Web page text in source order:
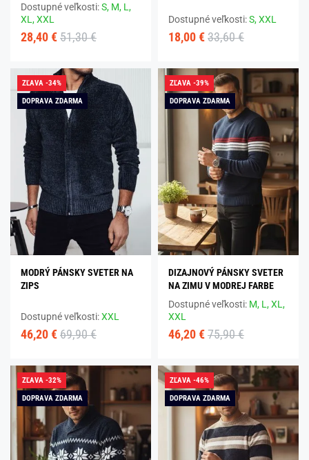
Dostupné veľkosti:S, M, L,
XL,XXL
28,40 € 51,30 €
Dostupné veľkosti:S,XXL
18,00 € 33,60 €
ZĽAVA -34%
DOPRAVA ZDARMA
MODRÝ PÁNSKY SVETER NA
ZIPS
Dostupné veľkosti:XXL
46,20 € 69,90 €
ZĽAVA -39%
DOPRAVA ZDARMA
DIZAJNOVÝ PÁNSKY SVETER
NA ZIMU V MODREJ FARBE
Dostupné veľkosti: M, L,XL,
XXL
46,20 € 75,90 €
ZĽAVA -32%
DOPRAVA ZDARMA
ZĽAVA -46%
DOPRAVA ZDARMA